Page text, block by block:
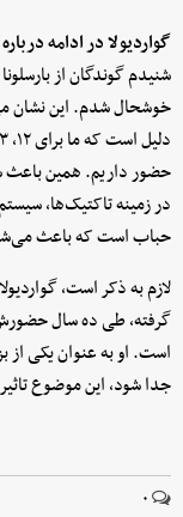
گواردیولا در ادامه
شنیدم گوندگان از
خوشحال شدم. این نشان
حضور داریم. همین باعث
در زمینه تاکتیک‌ها،
حباب است که باعث
گرفته، طی ده سال حضورش
است. او به عنوان یکی از
جدا شود، این موضوع
۰